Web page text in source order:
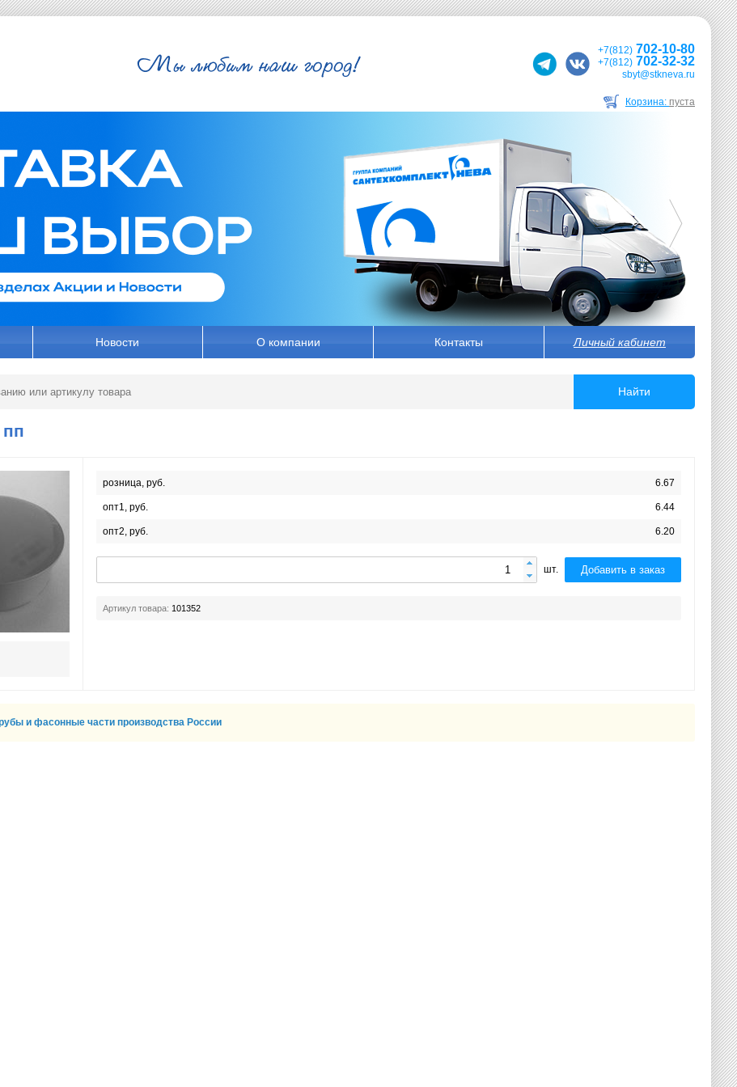
+7(812) 702-10-80
+7(812) 702-32-32
sbyt@stkneva.ru
Корзина: пуста
Новости О компании Контакты Личный кабинет
Найти
розница, руб. 6.67
опт1, руб. 6.44
опт2, руб. 6.20
шт. Добавить в заказ
Артикул товара: 101352
и фасонные части производства России